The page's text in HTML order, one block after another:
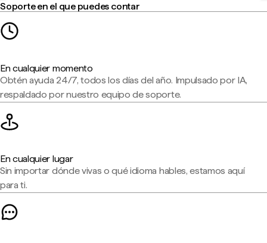
Soporte en el que puedes contar
En cualquier momento
Obtén ayuda 24/7, todos los días del año. Impulsado por IA,
respaldado por nuestro equipo de soporte.
En cualquier lugar
Sin importar dónde vivas o qué idioma hables, estamos aquí
para ti.